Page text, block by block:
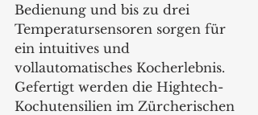
Bedienung und bis zu drei
Temperatursensoren sorgen für
ein intuitives und
vollautomatisches Kocherlebnis.
Gefertigt werden die Hightech-
Kochutensilien im Zürcherischen